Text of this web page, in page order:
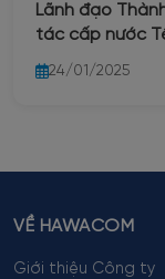
Lãnh đạo
tác cấp nước
24/01/2025
VỀ HAWACOM
Giới thiệu Công ty